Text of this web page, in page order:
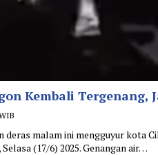
Kembali Tergenang,
deras malam ini mengguyur kota
(17/6) 2025. Genangan air…